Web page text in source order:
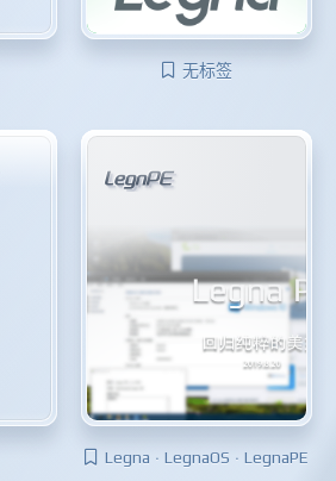
无标签
LegnPE
Legna · LegnaOS · LegnaPE